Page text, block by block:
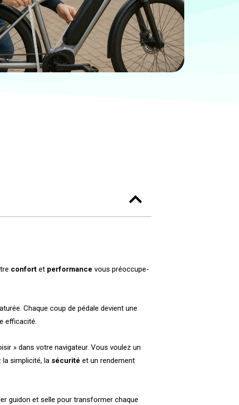
confort et performance vous préoccupe-
Chaque coup de pédale devient une
efficacité.
» dans votre navigateur. Vous voulez un
simplicité, la sécurité et un rendement
guidon et selle pour transformer chaque